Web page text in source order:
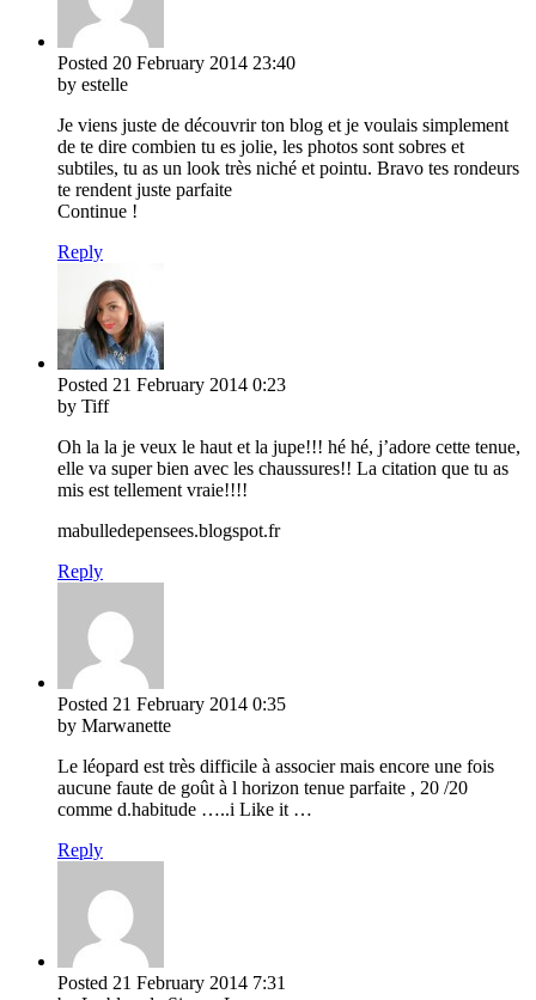
Posted 20 February 2014 23:40
by estelle
Je viens juste de découvrir ton blog et je voulais simplement
de te dire combien tu es jolie, les photos sont sobres et
subtiles, tu as un look très niché et pointu. Bravo tes rondeurs
te rendent juste parfaite
Continue !
Reply
Posted 21 February 2014 0:23
by Tiff
Oh la la je veux le haut et la jupe!!! hé hé, j’adore cette tenue,
elle va super bien avec les chaussures!! La citation que tu as
mis est tellement vraie!!!!
mabulledepensees.blogspot.fr
Reply
Posted 21 February 2014 0:35
by Marwanette
Le léopard est très difficile à associer mais encore une fois
aucune faute de goût à l horizon tenue parfaite , 20 /20
comme d.habitude …..i Like it …
Reply
Posted 21 February 2014 7:31